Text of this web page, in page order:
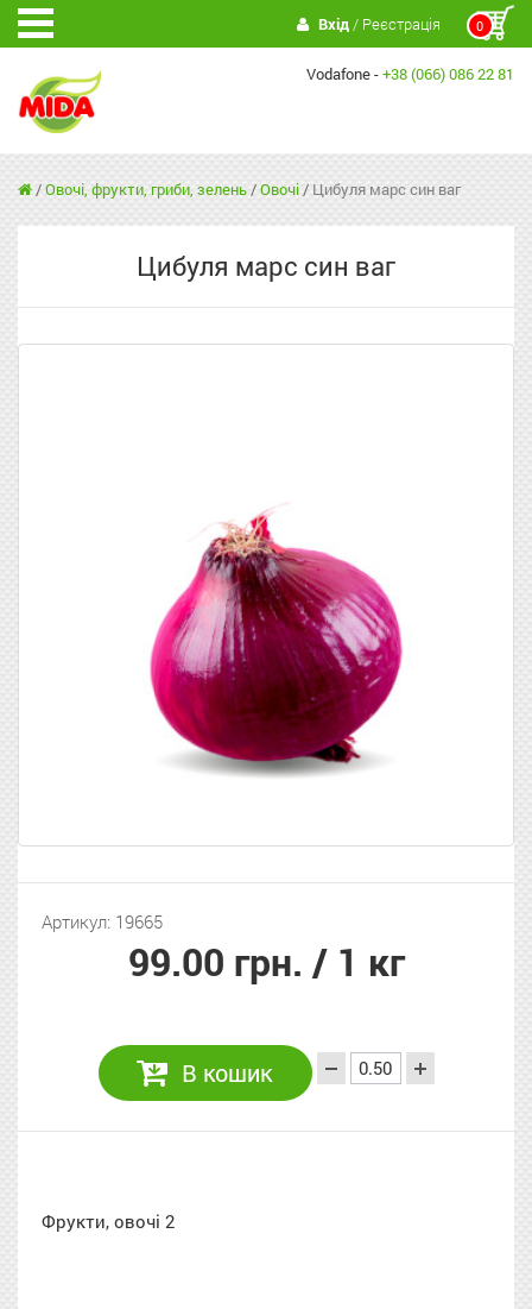
0
Вхід/ Реєстрація
Vodafone -+38 (066) 086 22 81
/Овочі, фрукти, гриби, зелень/Овочі/ Цибуля марс син ваг
Цибуля марс син ваг
Артикул: 19665
99.00 грн. / 1 кг
В кошик
Фрукти, овочі 2